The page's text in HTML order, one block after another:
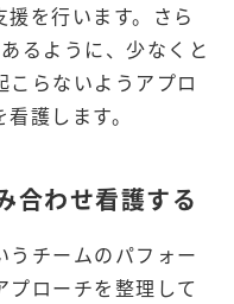
を行います。さら
るように、少なくと
らないようアプロ
護します。
合わせ看護する
うチームのパフォー
ローチを整理して